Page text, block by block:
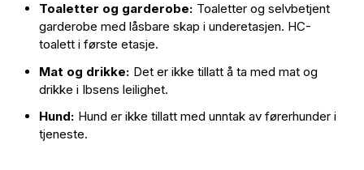
Toaletter og garderobe: Toaletter og selvbetjent
garderobe med låsbare skap i underetasjen. HC-
toalett i første etasje.
Mat og drikke: Det er ikke tillatt å ta med mat og
drikke i Ibsens leilighet.
Hund: Hund er ikke tillatt med unntak av førerhunder i
tjeneste.